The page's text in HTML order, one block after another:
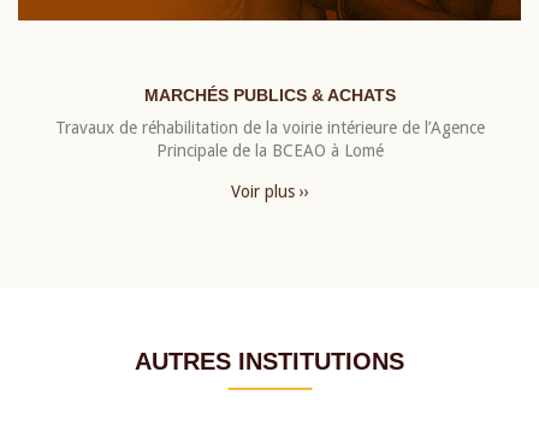
MARCHÉS PUBLICS & ACHATS
Travaux de réhabilitation de la voirie intérieure de l’Agence
Principale de la BCEAO à Lomé
Voir plus ››
AUTRES INSTITUTIONS